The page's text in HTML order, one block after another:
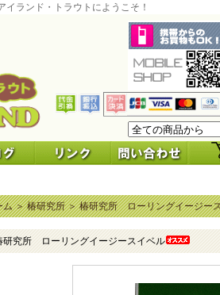
ランド・トラウトにようこそ！
ム＞椿研究所＞椿研究所 ローリングイージー
究所 ローリングイージースイベル